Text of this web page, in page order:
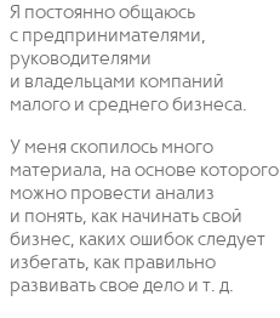
Я постоянно общаюсь
с предпринимателями,
руководителями
и владельцами компаний
малого и среднего бизнеса.
У меня скопилось много
материала, на основе которого
можно провести анализ
и понять, как начинать свой
бизнес, каких ошибок следует
избегать, как правильно
развивать свое дело и т. д.